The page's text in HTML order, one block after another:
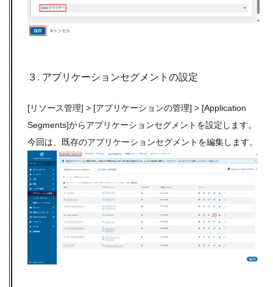
３. アプリケーションセグメントの設定
[リソース管理] > [アプリケーションの管理] > [Application
Segments]からアプリケーションセグメントを設定します。
今回は、既存のアプリケーションセグメントを編集します。